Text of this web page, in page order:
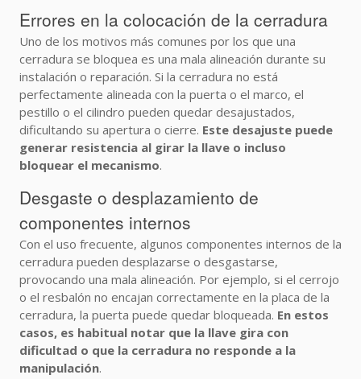
Errores en la colocación de la cerradura
Uno de los motivos más comunes por los que una
cerradura se bloquea es una mala alineación durante su
instalación o reparación. Si la cerradura no está
perfectamente alineada con la puerta o el marco, el
pestillo o el cilindro pueden quedar desajustados,
dificultando su apertura o cierre. Este desajuste puede
generar resistencia al girar la llave o incluso
bloquear el mecanismo.
Desgaste o desplazamiento de
componentes internos
Con el uso frecuente, algunos componentes internos de la
cerradura pueden desplazarse o desgastarse,
provocando una mala alineación. Por ejemplo, si el cerrojo
o el resbalón no encajan correctamente en la placa de la
cerradura, la puerta puede quedar bloqueada. En estos
casos, es habitual notar que la llave gira con
dificultad o que la cerradura no responde a la
manipulación.